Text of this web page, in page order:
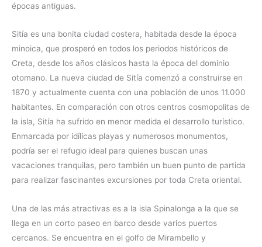
épocas antiguas.
Sitía es una bonita ciudad costera, habitada desde la época
minoica, que prosperó en todos los periodos históricos de
Creta, desde los años clásicos hasta la época del dominio
otomano. La nueva ciudad de Sitía comenzó a construirse en
1870 y actualmente cuenta con una población de unos 11.000
habitantes. En comparación con otros centros cosmopolitas de
la isla, Sitía ha sufrido en menor medida el desarrollo turístico.
Enmarcada por idílicas playas y numerosos monumentos,
podría ser el refugio ideal para quienes buscan unas
vacaciones tranquilas, pero también un buen punto de partida
para realizar fascinantes excursiones por toda Creta oriental.
Una de las más atractivas es a la isla Spinalonga a la que se
llega en un corto paseo en barco desde varios puertos
cercanos. Se encuentra en el golfo de Mirambello y